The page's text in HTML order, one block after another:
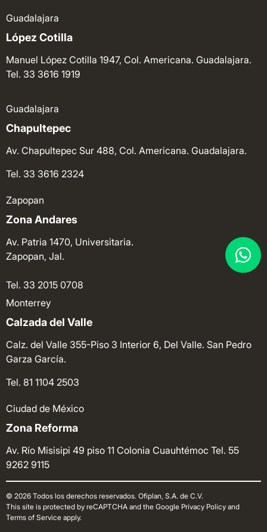
Guadalajara
López Cotilla
Manuel López Cotilla 1947, Col. Americana. Guadalajara.
Tel. 33 3616 1919
Guadalajara
Chapultepec
Av. Chapultepec Sur 488, Col. Americana. Guadalajara.
Tel. 33 3616 2324
Zapopan
Zona Andares
Av. Patria 1470, Universitaria.
Zapopan, Jal.
Tel. 33 2015 0708
Monterrey
Calzada del Valle
Calz. del Valle 355-Piso 3 Interior 6, Del Valle. San Pedro
Garza García.
Tel. 81 1104 2503
Ciudad de México
Zona Reforma
Av. Río Misisipi 49 piso 11 Colonia Cuauhtémoc Tel. 55
9262 9115
© 2026 Todos los derechos reservados. Ofiplan, S.A. de C.V.
This site is protected by reCAPTCHA and the Google Privacy Policy and
Terms of Service apply.